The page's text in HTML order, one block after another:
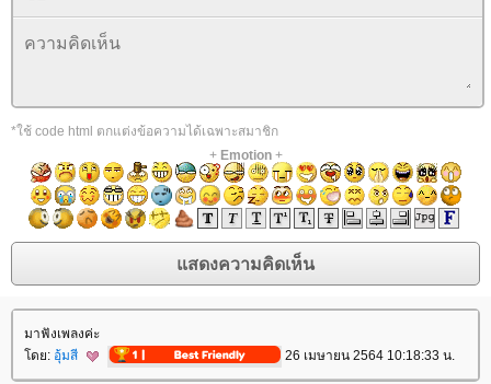
*ใช้ code html ตกแต่งข้อความได้เฉพาะสมาชิก
+ Emotion+
มาฟังเพลงค่ะ
ดย: อุ้มสี 26 เมษายน 2564 10:18:33 น.